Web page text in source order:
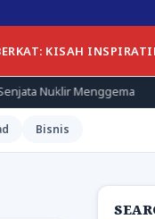
KISAH
Satgas
Bisnis